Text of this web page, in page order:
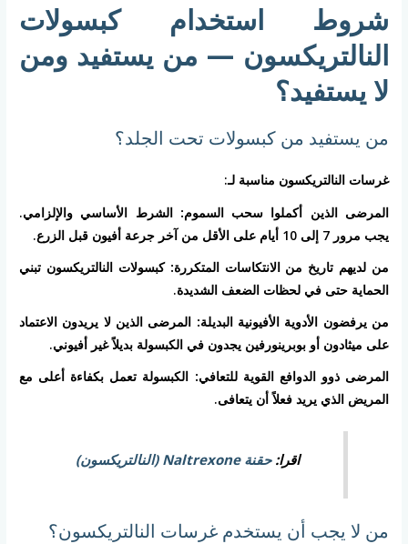
شروط استخدام كبسولات
النالتريكسون — من يستفيد ومن
لا يستفيد؟
من يستفيد من كبسولات تحت الجلد؟
غرسات النالتريكسون مناسبة لـ:
المرضى الذين أكملوا سحب السموم: الشرط الأساسي والإلزامي.
يجب مرور 7 إلى 10 أيام على الأقل من آخر جرعة أفيون قبل الزرع.
من لديهم تاريخ من الانتكاسات المتكررة: كبسولات النالتريكسون تبني
الحماية حتى في لحظات الضعف الشديدة.
من يرفضون الأدوية الأفيونية البديلة: المرضى الذين لا يريدون الاعتماد
على ميثادون أو بوبرينورفين يجدون في الكبسولة بديلاً غير أفيوني.
المرضى ذوو الدوافع القوية للتعافي: الكبسولة تعمل بكفاءة أعلى مع
المريض الذي يريد فعلاً أن يتعافى.
اقرا:حقنة Naltrexone (النالتريكسون)
من لا يجب أن يستخدم غرسات النالتريكسون؟